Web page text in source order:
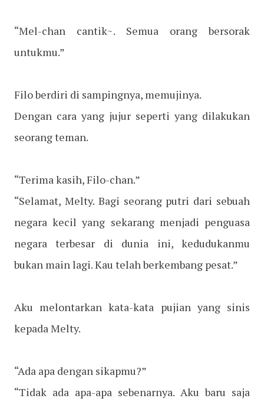
“Mel-chan cantik~. Semua orang bersorak
untukmu.”
Filo berdiri di sampingnya, memujinya.
Dengan cara yang jujur seperti yang dilakukan
seorang teman.
“Terima kasih, Filo-chan.”
“Selamat, Melty. Bagi seorang putri dari sebuah
negara kecil yang sekarang menjadi penguasa
negara terbesar di dunia ini, kedudukanmu
bukan main lagi. Kau telah berkembang pesat.”
Aku melontarkan kata-kata pujian yang sinis
kepada Melty.
“Ada apa dengan sikapmu?”
“Tidak ada apa-apa sebenarnya. Aku baru saja